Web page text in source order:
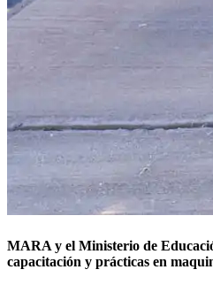
MARA y el Ministerio de
capacitación y prácticas en